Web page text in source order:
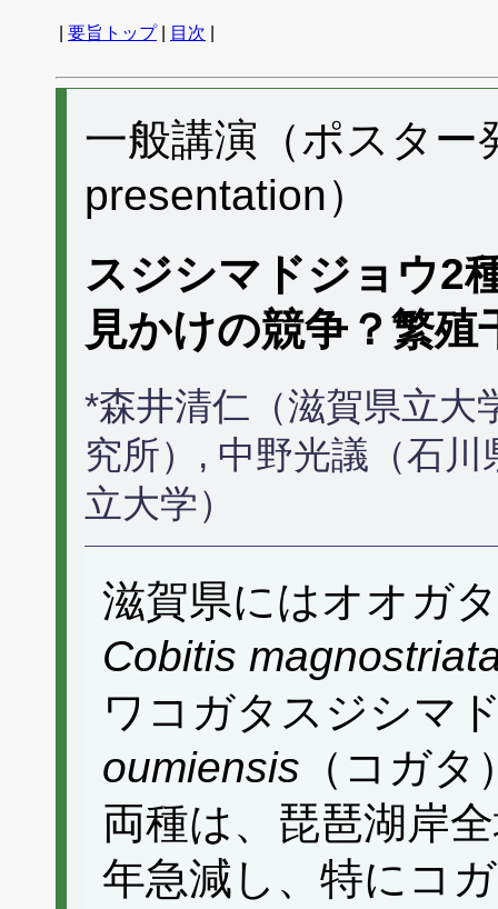
要旨トップ| 目次
一般講演（ポスタ
presentation）
スジシマドジョウ2
見かけの競争？繁殖
*森井清仁（滋賀県立大
究所）, 中野光議（石
立大学）
滋賀県にはオオガ
Cobitis
ワコガタスジシマ
oumiensis （コガ
両種は、琵琶湖岸
年急減し、特にコ